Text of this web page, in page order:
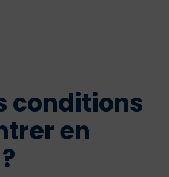
conditions
en